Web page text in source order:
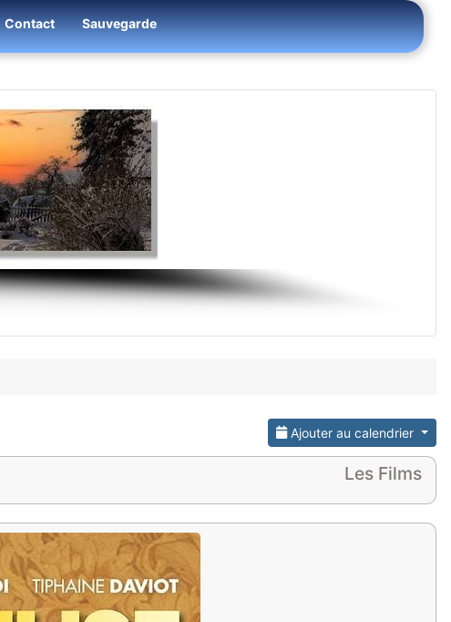
Contact Sauvegarde
Ajouter au calendrier
Les Films